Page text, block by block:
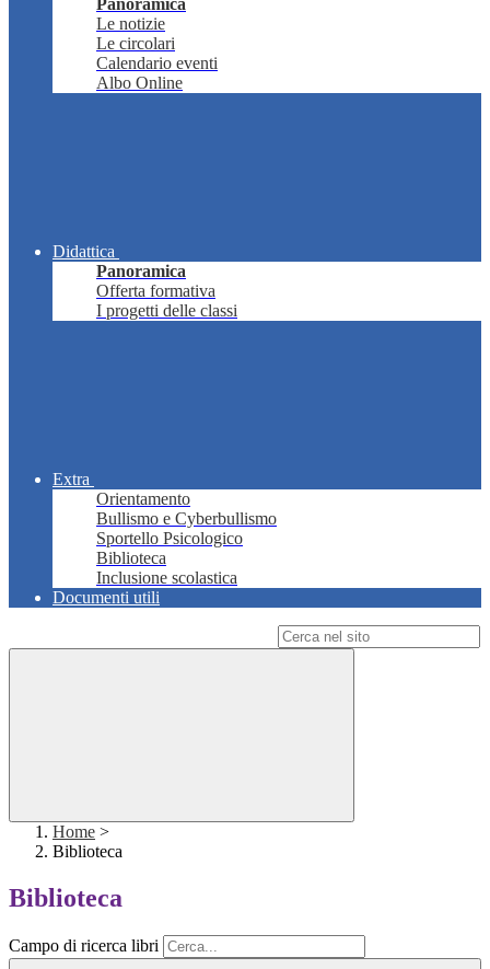
Panoramica
Le notizie
Le circolari
Calendario eventi
Albo Online
Didattica
Panoramica
Offerta formativa
I progetti delle classi
Extra
Orientamento
Bullismo e Cyberbullismo
Sportello Psicologico
Biblioteca
Inclusione scolastica
Documenti utili
Home >
Biblioteca
Biblioteca
Campo di ricerca libri